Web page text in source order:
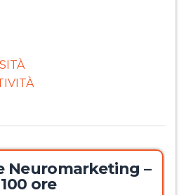
Neuromarketing –
100 ore